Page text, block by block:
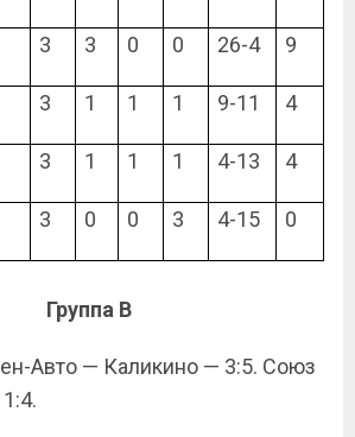
3 3 0 0 26-4 9
3 1 1 1 9-11 4
3 1 1 1 4-13 4
3 0 0 3 4-15 0
Группа B
Авто — Каликино — 3:5. Союз